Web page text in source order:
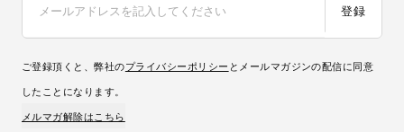
登録
ご登録頂くと、弊社のプライバシーポリシー とメールマガジンの配信に同意
したことになります。
メルマガ解除はこちら